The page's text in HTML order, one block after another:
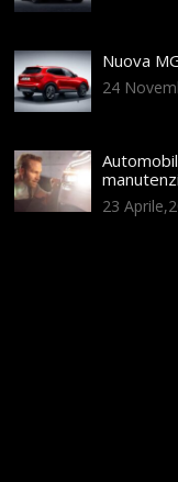
Nuova
24
23